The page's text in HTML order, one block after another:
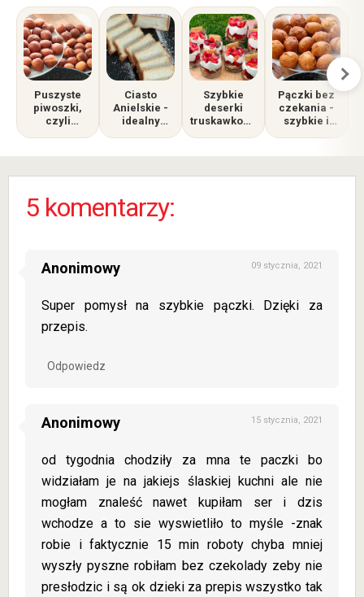
Puszyste
piwoszki,
czyli
pączusie
Ciasto
Anielskie -
idealny
białek.
Szybkie
deserki
truskawkowe
Pączki bez
czekania -
szybkie i
5 komentarzy:
Anonimowy 09 stycznia, 2021
Super pomysł na szybkie pączki. Dzięki za
przepis.
Odpowiedz
Anonimowy 15 stycznia, 2021
od tygodnia chodziły za mna te paczki bo
widziałam je na jakiejs ślaskiej kuchni ale nie
mogłam znaleść nawet kupiłam ser i dzis
wchodze a to sie wyswietliło to myśle -znak
robie i faktycznie 15 min roboty chyba mniej
wyszły pyszne robiłam bez czekolady zeby nie
presłodzic i są ok dzieki za prepis wszystko tak